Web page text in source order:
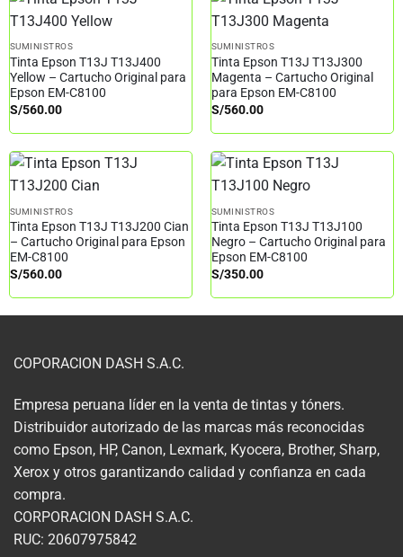
SUMINISTROS
Tinta Epson T13J T13J400
Yellow – Cartucho Original para
Epson EM-C8100
S/560.00
SUMINISTROS
Tinta Epson T13J T13J300
Magenta – Cartucho Original
para Epson EM-C8100
S/560.00
SUMINISTROS
Tinta Epson T13J T13J200 Cian
– Cartucho Original para Epson
EM-C8100
S/560.00
SUMINISTROS
Tinta Epson T13J T13J100
Negro – Cartucho Original para
Epson EM-C8100
S/350.00
COPORACION DASH S.A.C.
Empresa peruana líder en la venta de tintas y tóners.
Distribuidor autorizado de las marcas más reconocidas
como Epson, HP, Canon, Lexmark, Kyocera, Brother, Sharp,
Xerox y otros garantizando calidad y confianza en cada
compra.
CORPORACION DASH S.A.C.
RUC: 20607975842